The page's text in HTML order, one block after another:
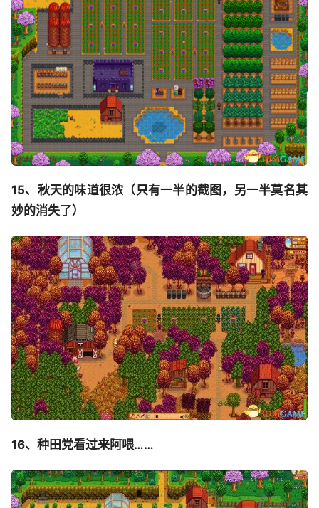
15、秋天的味道很浓（只有一半的截图，另一半莫名其
妙的消失了）
16、种田党看过来阿喂……